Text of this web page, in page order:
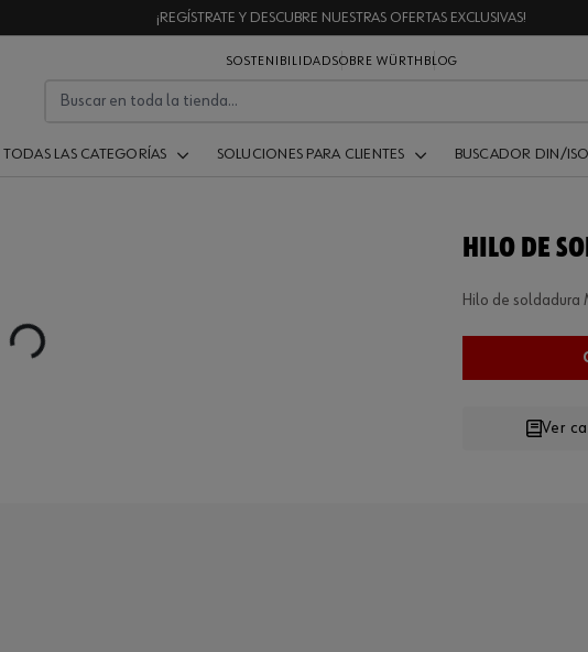
¡REGÍSTRATE Y DESCUBRE NUESTRAS OFERTAS EXCLUSIVAS!
SOSTENIBILIDADSOBRE WÜRTH BLOG
TODAS LAS CATEGORÍAS SOLUCIONES PARA CLIENTES BUSCADOR DIN/ISO
Loading...
HILO DE
Hilo de soldadura
Ver